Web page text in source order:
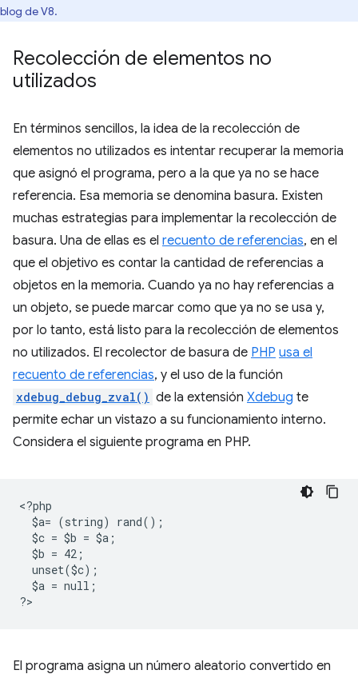
blog de V8.
Recolección de elementos no
utilizados
En términos sencillos, la idea de la recolección de
elementos no utilizados es intentar recuperar la memoria
que asignó el programa, pero a la que ya no se hace
referencia. Esa memoria se denomina basura. Existen
muchas estrategias para implementar la recolección de
basura. Una de ellas es el recuento de referencias, en el
que el objetivo es contar la cantidad de referencias a
objetos en la memoria. Cuando ya no hay referencias a
un objeto, se puede marcar como que ya no se usa y,
por lo tanto, está listo para la recolección de elementos
no utilizados. El recolector de basura de PHP usa el
recuento de referencias, y el uso de la función
xdebug_debug_zval() de la extensión Xdebug te
permite echar un vistazo a su funcionamiento interno.
Considera el siguiente programa en PHP.
<?php
  $a= (string) rand();
  $c = $b = $a;
  $b = 42;
  unset($c);
  $a = null;
?
El programa asigna un número aleatorio convertido en